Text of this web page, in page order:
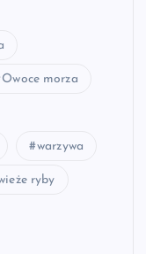
Owoce morza
warzywa
ryby